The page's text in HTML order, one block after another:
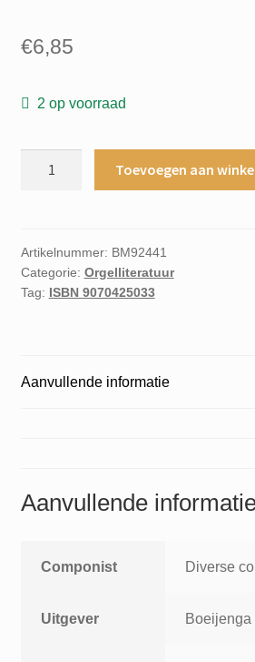
€6,85
2 op voorraad
de
generatie
na
Toevoegen aan
Artikelnummer: BM92441
Categorie: Orgelliteratuur
Tag: ISBN 9070425033
Aanvullende informatie
Aanvullende
Componist Diverse
Uitgever Boeijenga